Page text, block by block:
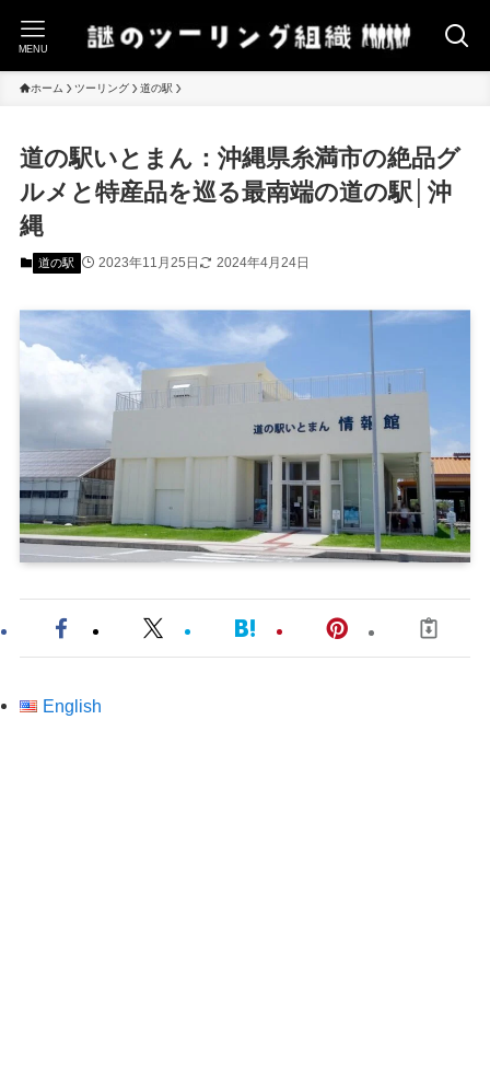
MENU
ホーム ツーリング 道の駅
道の駅いとまん：沖縄県糸満市の絶品グ
ルメと特産品を巡る最南端の道の駅│沖
縄
道の駅 2023年11月25日 2024年4月24日
English